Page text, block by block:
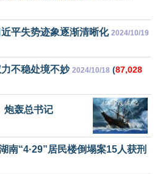
平失势迹象逐渐清晰化 2024/10/19
不稳处境不妙 2024/10/18 (87,028
炮轰总书记
南“4·29”居民楼倒塌案15人获刑